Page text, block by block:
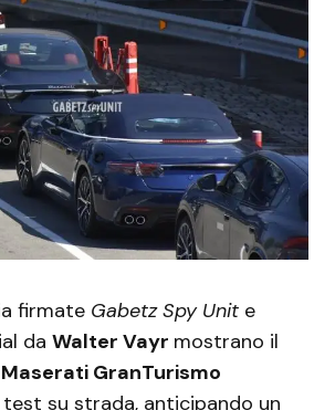
firmate Gabetz Spy Unit e
da Walter Vayr mostrano il
Maserati GranTurismo
su strada, anticipando un